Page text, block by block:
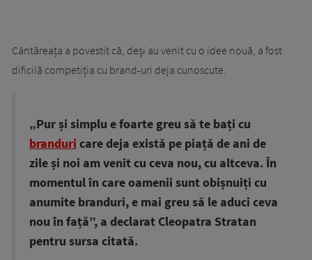
Cântăreața a povestit că, deși au venit cu o idee nouă, a fost
dificilă competiția cu brand-uri deja cunoscute.
„Pur și simplu e foarte greu să te bați cu
branduri care deja există pe piață de ani de
zile și noi am venit cu ceva nou, cu altceva. În
momentul în care oamenii sunt obișnuiți cu
anumite branduri, e mai greu să le aduci ceva
nou în față”, a declarat Cleopatra Stratan
pentru sursa citată.